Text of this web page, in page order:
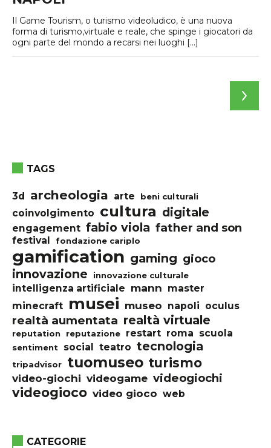
Il Game Tourism, o turismo videoludico, è una nuova
forma di turismo,virtuale e reale, che spinge i giocatori da
ogni parte del mondo a recarsi nei luoghi […]
TAGS
3d archeologia arte beni culturali
coinvolgimento cultura digitale
engagement fabio viola father and son
festival fondazione cariplo
gamification gaming gioco
innovazione innovazione culturale
intelligenza artificiale mann master
minecraft musei museo napoli oculus
realtà aumentata realtà virtuale
reputation reputazione restart roma scuola
sentiment social teatro tecnologia
tripadvisor tuomuseo turismo
video-giochi videogame videogiochi
videogioco video gioco web
CATEGORIE